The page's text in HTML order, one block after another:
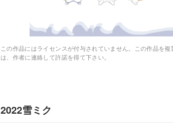
この作品にはライセンスが付与されていません。この作品を
は、作者に連絡して許諾を得て下さい。
2022雪ミク